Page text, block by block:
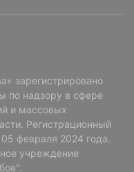
зарегистрировано
по надзору в сфере
и массовых
Регистрационный
февраля 2024 года.
учреждение